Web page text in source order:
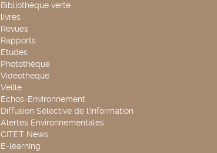
Bibliothèque verte
livres
Revues
Rapports
Etudes
Photothèque
Vidéothèque
Veille
Echos-Environnement
Diffusion Sélective de l'Information
Alertes Environnementales
CITET News
E-learning